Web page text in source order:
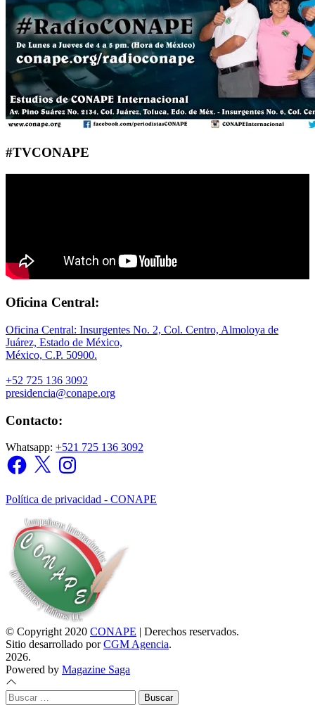
#TVCONAPE
Oficina Central:
Oficina Central: Insurgentes No. 2, Col. Centro, Almoloya de
Juárez, Estado de México,
México, C.P. 50900.
+52 725 136 3092
presidencia@conape.org
Contacto:
Whatsapp: +521 725 136 3092
Facebook
X Instagram
Política de privacidad - CONAPE
© Copyright 2020 CONAPE | Derechos reservados.
Sitio desarrollado porCGM Agencia.
2026.
Powered by Magazine Saga
Buscar: